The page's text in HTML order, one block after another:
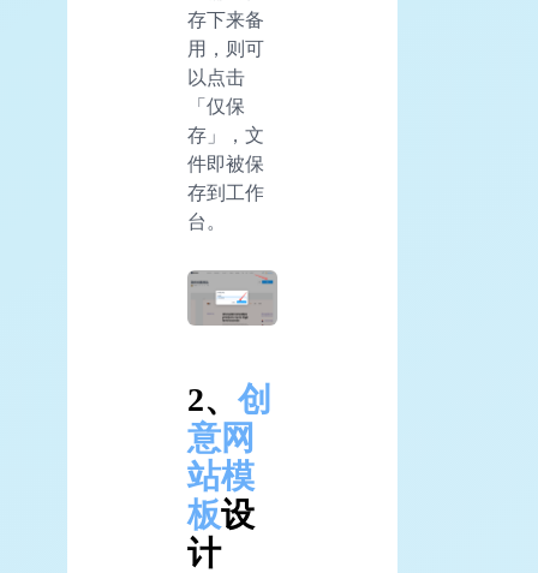
存下来备
用，则可
以点击
「仅保
存」，文
件即被保
存到工作
台。
2、 创
意网
站模
板设
计